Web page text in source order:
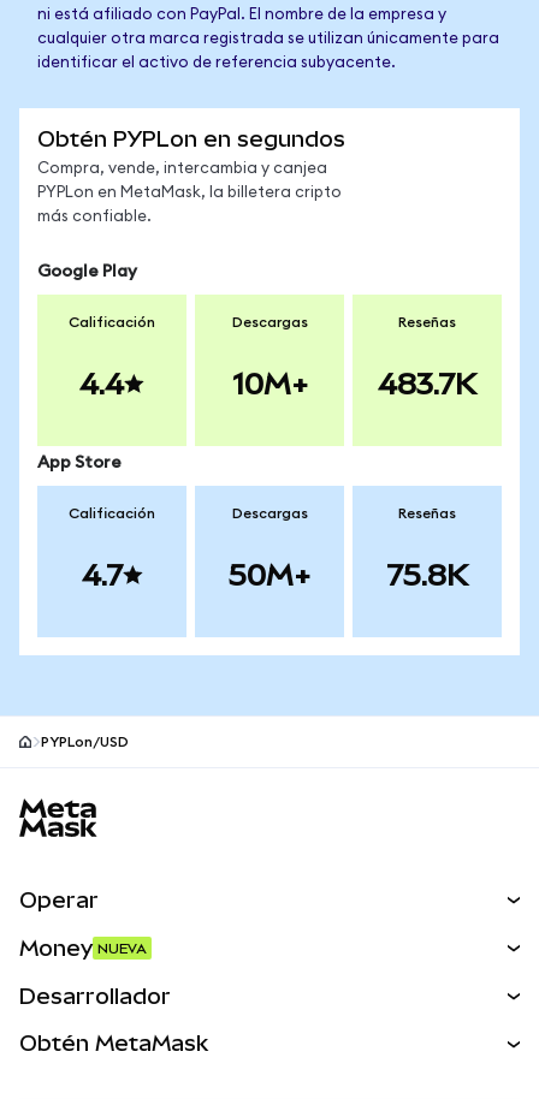
ni está afiliado con PayPal. El nombre de la empresa y
cualquier otra marca registrada se utilizan únicamente para
identificar el activo de referencia subyacente.
Obtén PYPLon en segundos
Compra, vende, intercambia y canjea
PYPLon en MetaMask, la billetera cripto
más confiable.
Google Play
Calificación
4.4
Descargas
10M+
Reseñas
483.7K
App Store
Calificación
4.7
Descargas
50M+
Reseñas
75.8K
PYPLon/USD
Operar
Activos del mundo real
Money NUEVA
Desarrollador
Obtén MetaMask